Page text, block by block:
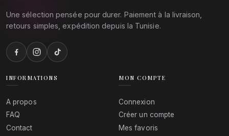
Une sélection pensée pour durer. Paiement à la livraison,
retours simples, expédition depuis la Tunisie.
INFORMATIONS
A propos
FAQ
Contact
MON COMPTE
Connexion
Créer un compte
Mes favoris